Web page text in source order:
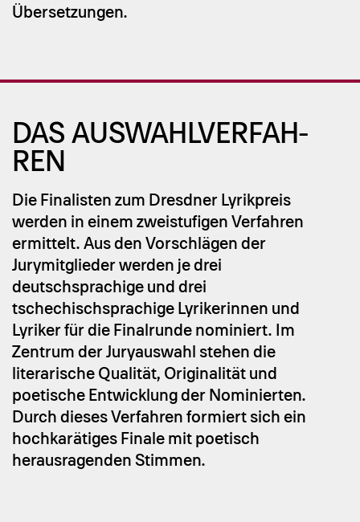
Übersetzungen.
DAS AUS­WAHL­VER­FAH­
REN
Die Finalisten zum Dresdner Lyrikpreis
werden in einem zweistufigen Verfahren
ermittelt. Aus den Vorschlägen der
Jurymitglieder werden je drei
deutschsprachige und drei
tschechischsprachige Lyrikerinnen und
Lyriker für die Finalrunde nominiert. Im
Zentrum der Juryauswahl stehen die
literarische Qualität, Originalität und
poetische Entwicklung der Nominierten.
Durch dieses Verfahren formiert sich ein
hochkarätiges Finale mit poetisch
herausragenden Stimmen.